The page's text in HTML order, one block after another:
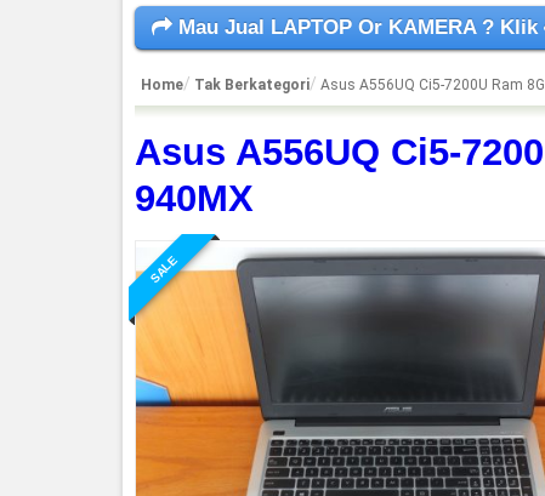
Mau Jual LAPTOP Or KAMERA ? Klik
Home Tak Berkategori Asus A556UQ Ci5-7200U Ram
Asus A556UQ Ci5-
940MX
SALE